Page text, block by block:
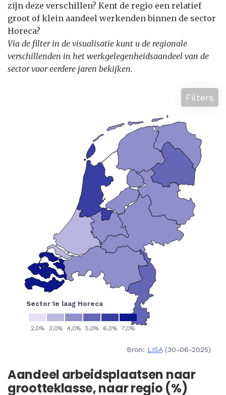
zijn deze verschillen? Kent de regio een relatief
groot of klein aandeel werkenden binnen de sector
Horeca?
Via de filter in de visualisatie kunt u de regionale
verschillenden in het werkgelegenheidsaandeel van de
sector voor eerdere jaren bekijken.
Filters
Bron: LISA(30-06-2025)
Aandeel arbeidsplaatsen naar
grootteklasse, naar regio (%)